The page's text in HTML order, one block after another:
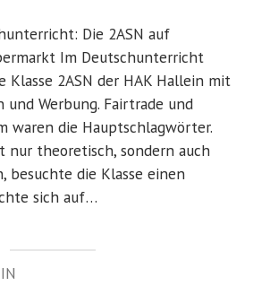
Die 2ASN auf
Im Deutschunterricht
Klasse 2ASN der HAK Hallein mit
und Werbung. Fairtrade und
waren die Hauptschlagwörter.
nur theoretisch, sondern auch
besuchte die Klasse einen
sich auf…